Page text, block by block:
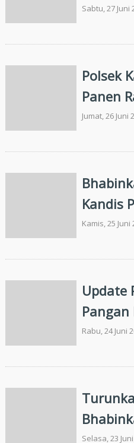
Sabtu, 27 Juni
Polsek
Panen
Jumat, 26 Juni
Kandis
Kamis, 25 Juni
Update
Pangan
Rabu, 24 Juni
Kandis
Selasa, 23